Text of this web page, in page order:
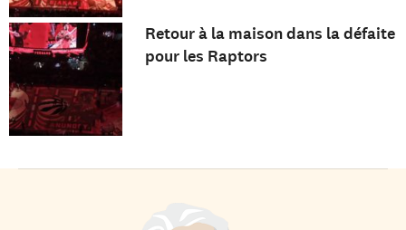
Retour à la maison dans la défaite
pour les Raptors